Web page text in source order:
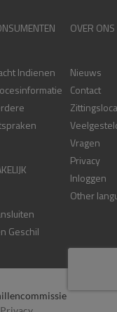
Indienen
Geschil
OVER ONS
Nieuws
Contact
Vragen
Privacy
Inloggen
Other